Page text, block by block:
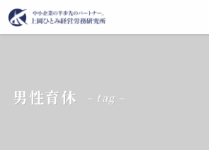
男性育休 – tag –